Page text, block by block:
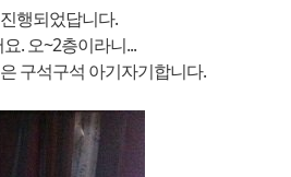
행되었답니다.
. 오~2층이라니...
구석구석 아기자기합니다.